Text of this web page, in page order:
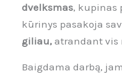
dvelksmas, kupinas
kūrinys pasakoja
giliau, atrandant vis
Baigdama darbą,